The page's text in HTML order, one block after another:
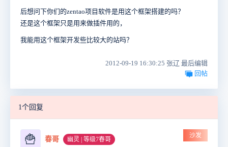
后想问下你们的zentao项目软件是用这个框架搭建的吗？
还是这个框架只是用来做插件用的，
我能用这个框架开发些比较大的站吗？
2012-09-19 16:30:25 张辽 最后编辑
回帖
1个回复
🍟 春哥 幽灵 | 等级7春哥
沙发